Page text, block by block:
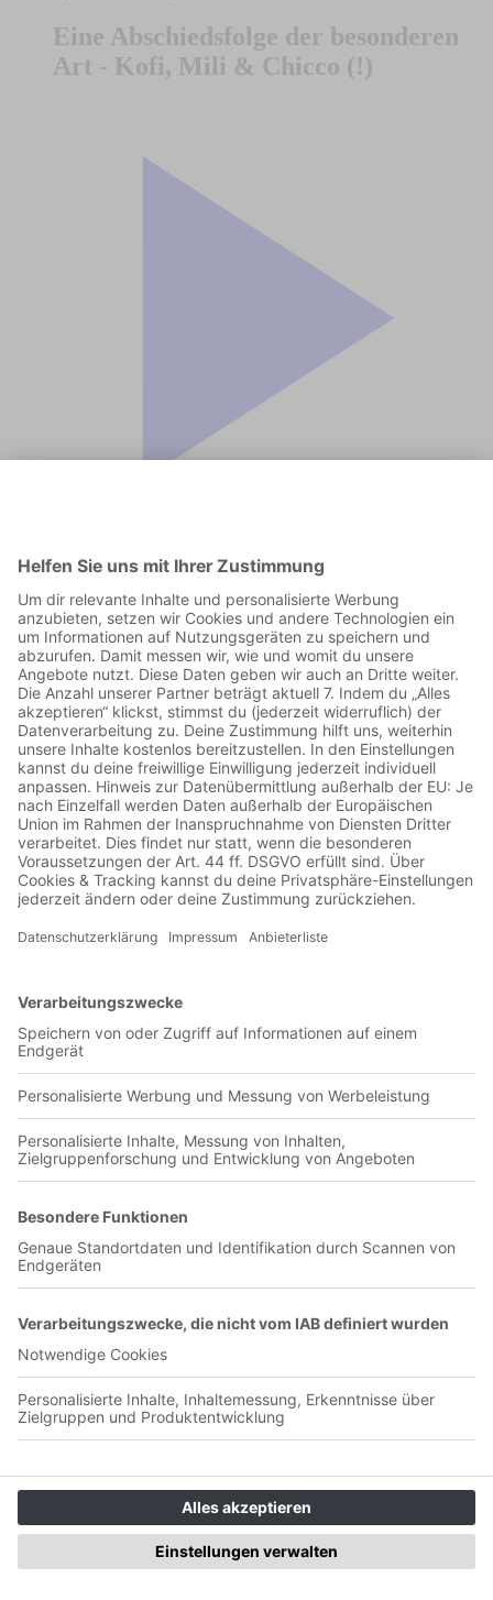
Eine Abschiedsfolge der besonderen
Art - Kofi, Mili & Chicco (!)
01:36:11
der SC muss sich von einigen Spielern verabschieden. Von
Zauberfuß Daniel-Kofi Kyereh, der 3 Jahre lang für sein
Comeback auf den Fußballplatz gekämpft hat. Von
Weltenbummler Maxi Philipp, der aus der eigenen U19 den
allem von Nicolas „Chicco“ Höfler, der 2005 zur SC-Jugend
anderer. Wir blicken nostalgisch auf die SC-Karrieren zurück
und bedanken uns für Nachrichten von den Spodcast-
Dauergästen Nils Petersen und Jon Mackenzie! Julians
Gespräch mit dem Hajduk Split Podcast Iza Pjace
https://www.youtube.com/watch?v=piF9IcscGj8 Aktion
https://www.wendepunkt-freiburg.de/content/2024/aktion-
melde-dich-mit-sc-profi-nicolas-hoefler/ Kommt in unsere
Whatsapp-Community:
https://chat.whatsapp.com/CczY9IVtPDy1c1WOR8jAkk
Spodcast Linktree: https://linktr.ee/spodcastfreiburg So könnt